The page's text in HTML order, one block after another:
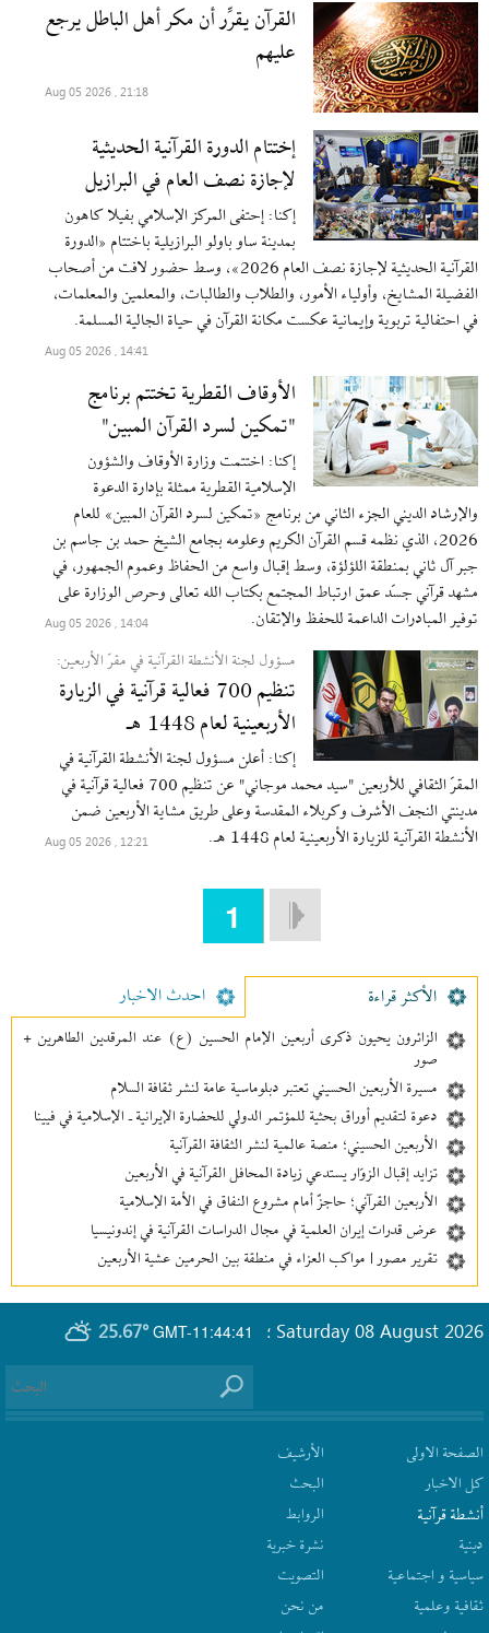
القرآن يقرِّر أن مكر أهل الباطل يرجع
عليهم
21:18 , 2026 Aug 05
إختتام الدورة القرآنية الحديثية
لإجازة نصف العام في البرازيل
إکنا: إحتفى المركز الإسلامي بفيلا كاهون
بمدينة ساو باولو البرازيلية باختتام «الدورة
القرآنية الحديثية لإجازة نصف العام 2026»، وسط حضور لافت من أصحاب
الفضيلة المشايخ، وأولياء الأمور، والطلاب والطالبات، والمعلمين والمعلمات،
في احتفالية تربوية وإيمانية عكست مكانة القرآن في حياة الجالية المسلمة.
14:41 , 2026 Aug 05
الأوقاف القطرية تختتم برنامج
"تمكين لسرد القرآن المبين"
إکنا: اختتمت وزارة الأوقاف والشؤون
الإسلامية القطرية ممثلة بإدارة الدعوة
والإرشاد الديني الجزء الثاني من برنامج «تمكين لسرد القرآن المبين» للعام
2026، الذي نظمه قسم القرآن الكريم وعلومه بجامع الشيخ حمد بن جاسم بن
جبر آل ثاني بمنطقة اللؤلؤة، وسط إقبال واسع من الحفاظ وعموم الجمهور، في
مشهد قرآني جسّد عمق ارتباط المجتمع بكتاب الله تعالى وحرص الوزارة على
توفير المبادرات الداعمة للحفظ والإتقان.
14:04 , 2026 Aug 05
مسؤول لجنة الأنشطة القرآنية في مقرّ الأربعين:
تنظيم 700 فعالية قرآنية في الزيارة
الأربعينية لعام 1448 هـ
إكنا: أعلن مسؤول لجنة الأنشطة القرآنية في
المقرّ الثقافي للأربعين "سيد محمد موجاني" عن تنظيم 700 فعالية قرآنية في
مدينتي النجف الأشرف وكربلاء المقدسة وعلى طريق مشاية الأربعين ضمن
الأنشطة القرآنية للزيارة الأربعينية لعام 1448 هـ.
12:21 , 2026 Aug 05
1
الأکثر قراءة احدث الاخبار
الزائرون يحيون ذكرى أربعين الإمام الحسين (ع) عند المرقدين الطاهرين +
صور
مسيرة الأربعين الحسيني تعتبر دبلوماسية عامة لنشر ثقافة السلام
دعوة لتقديم أوراق بحثية للمؤتمر الدولي للحضارة الإيرانية ـ الإسلامية في فيينا
الأربعين الحسيني؛ منصة عالمية لنشر الثقافة القرآنية
تزايد إقبال الزوّار يستدعي زيادة المحافل القرآنية في الأربعين
الأربعين القرآني؛ حاجزٌ أمام مشروع النفاق في الأمة الإسلامية
عرض قدرات إيران العلمية في مجال الدراسات القرآنية في إندونيسيا
تقرير مصور | مواكب العزاء في منطقة بين‌ الحرمین عشية الأربعين
GMT-11:44:41
25.67° Saturday 08 August 2026 ؛
الصفحة الاولى
كل الاخبار
أنشطة قرآنیة
دينية
سیاسیة و اجتماعیة
ثقافیة وعلمیة
الأرشیف
البحث
الروابط
نشرة‌ خبریة
التصويت
من نحن